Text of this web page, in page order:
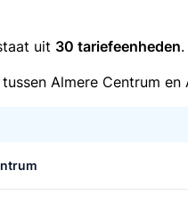
uit 30 tariefeenheden.
Almere Centrum en